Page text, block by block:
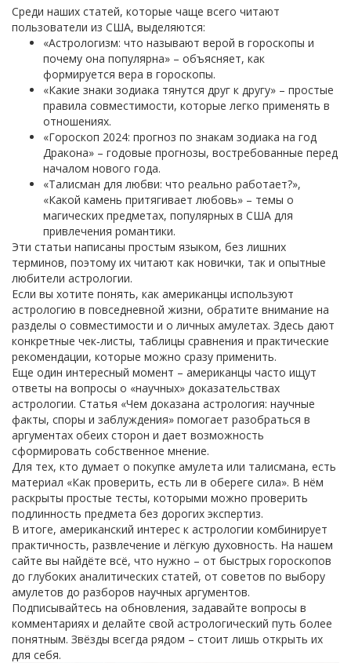
Среди наших статей, которые чаще всего читают
пользователи из США, выделяются:
«Астрологизм: что называют верой в гороскопы и
почему она популярна» – объясняет, как
формируется вера в гороскопы.
«Какие знаки зодиака тянутся друг к другу» – простые
правила совместимости, которые легко применять в
отношениях.
«Гороскоп 2024: прогноз по знакам зодиака на год
Дракона» – годовые прогнозы, востребованные перед
началом нового года.
«Талисман для любви: что реально работает?»,
«Какой камень притягивает любовь» – темы о
магических предметах, популярных в США для
привлечения романтики.
Эти статьи написаны простым языком, без лишних
терминов, поэтому их читают как новички, так и опытные
любители астрологии.
Если вы хотите понять, как американцы используют
астрологию в повседневной жизни, обратите внимание на
разделы о совместимости и о личных амулетах. Здесь дают
конкретные чек‑листы, таблицы сравнения и практические
рекомендации, которые можно сразу применить.
Еще один интересный момент – американцы часто ищут
ответы на вопросы о «научных» доказательствах
астрологии. Статья «Чем доказана астрология: научные
факты, споры и заблуждения» помогает разобраться в
аргументах обеих сторон и дает возможность
сформировать собственное мнение.
Для тех, кто думает о покупке амулета или талисмана, есть
материал «Как проверить, есть ли в обереге сила». В нём
раскрыты простые тесты, которыми можно проверить
подлинность предмета без дорогих экспертиз.
В итоге, американский интерес к астрологии комбинирует
практичность, развлечение и лёгкую духовность. На нашем
сайте вы найдёте всё, что нужно – от быстрых гороскопов
до глубоких аналитических статей, от советов по выбору
амулетов до разборов научных аргументов.
Подписывайтесь на обновления, задавайте вопросы в
комментариях и делайте свой астрологический путь более
понятным. Звёзды всегда рядом – стоит лишь открыть их
для себя.